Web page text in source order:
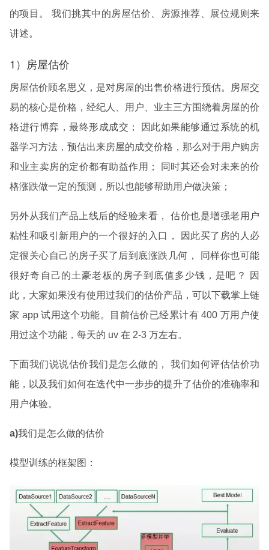
的项目。 我们挑其中的房屋估价、房源推荐、展位规则来
讲述。
1）房屋估价
房屋估价顾名思义，是对房屋的出售价格进行预估。房屋交
易的核心是价格，经纪人、用户、业主三方围绕着房屋的价
格进行博弈，最终形成成交； 因此如果能够通过系统的机
器学习方法，预估出来房屋的成交价格，那么对于用户购房
和业主卖房的定价都有助益作用； 同时其还会对未来的价
格涨跌做一定的预测，所以也能够帮助用户做决策；
另外从我们产品上线后的经验来看， 估价也是增强老用户
粘性和吸引新用户的一个很好的入口， 因此买了房的人必
定很关心自己的房子买了后到底涨跌几何， 同样你也可能
很好奇自己的土豪老板的房子到底值多少钱，是吧？ 因
此，大家如果没有使用过我们的估价产品，可以下载掌上链
家 app 试用这个功能。目前估价已经累计有 400 万用户使
用过这个功能，每天的 uv 在 2-3 万左右。
下面我们说说估价我们是怎么做的， 我们如何评估估价功
能，以及我们如何在迭代中一步步的提升了估价的准确率和
用户体验。
a)我们是怎么做的估价
模型训练的框架图：